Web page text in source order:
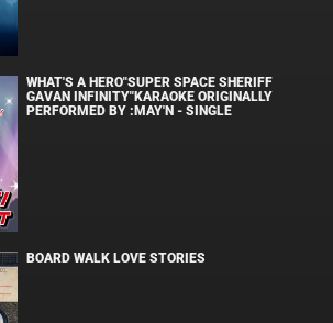
WHAT'S A HERO"SUPER SPACE SHERIFF
GAVAN INFINITY"KARAOKE ORIGINALLY
PERFORMED BY :MAY'N - SINGLE
BOARD WALK LOVE STORIES